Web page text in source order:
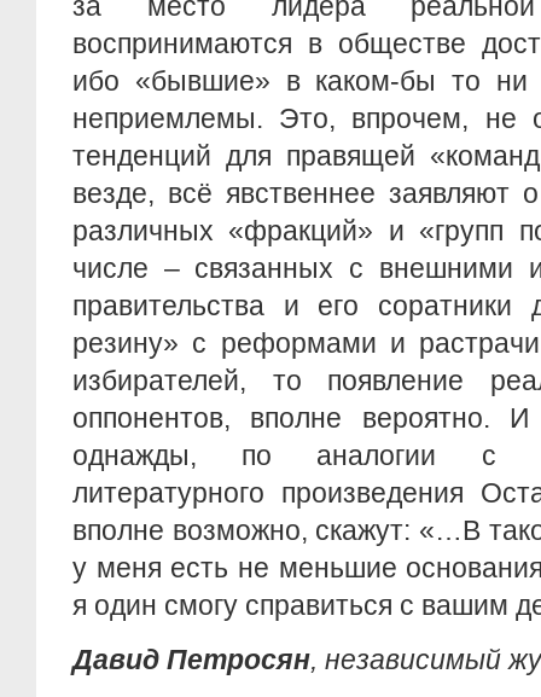
воспринимаются в обществе
ибо «бывшие» в каком-бы то ни
неприемлемы. Это, впрочем, не
тенденций для правящей
везде, всё явственнее заявляют
различных «фракций» и «групп
числе – связанных с внешними
правительства и его соратники
резину» с реформами и
избирателей, то появление
оппонентов, вполне вероятно.
однажды, по аналогии с
литературного произведения
вполне возможно, скажут: «…В
у меня есть не меньшие
я один смогу справиться с вашим
Давид Петросян, независимый